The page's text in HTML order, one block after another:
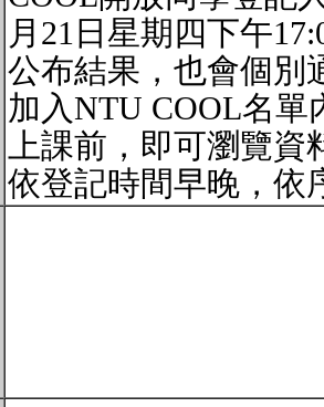
月21日星期四下午
公布結果，也會個別
加入NTU COOL名單
上課前，即可瀏覽資
依登記時間早晚，依